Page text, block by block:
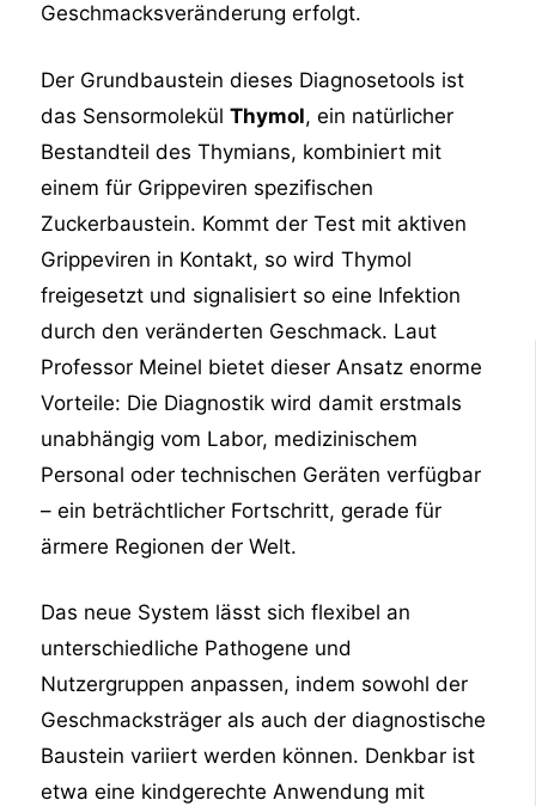
Geschmacksveränderung erfolgt.​
Der Grundbaustein dieses Diagnosetools ist
das SensormolekülThymol, ein natürlicher
Bestandteil des Thymians, kombiniert mit
einem für Grippeviren spezifischen
Zuckerbaustein. Kommt der Test mit aktiven
Grippeviren in Kontakt, so wird Thymol
freigesetzt und signalisiert so eine Infektion
durch den veränderten Geschmack. Laut
Professor Meinel bietet dieser Ansatz enorme
Vorteile: Die Diagnostik wird damit erstmals
unabhängig vom Labor, medizinischem
Personal oder technischen Geräten verfügbar
– ein beträchtlicher Fortschritt, gerade für
ärmere Regionen der Welt.​
Das neue System lässt sich flexibel an
unterschiedliche Pathogene und
Nutzergruppen anpassen, indem sowohl der
Geschmacksträger als auch der diagnostische
Baustein variiert werden können. Denkbar ist
etwa eine kindgerechte Anwendung mit